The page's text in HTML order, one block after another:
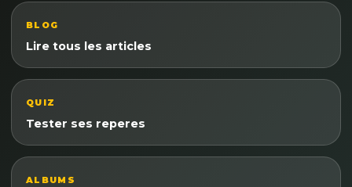
BLOG
Lire tous les articles
QUIZ
Tester ses reperes
ALBUMS